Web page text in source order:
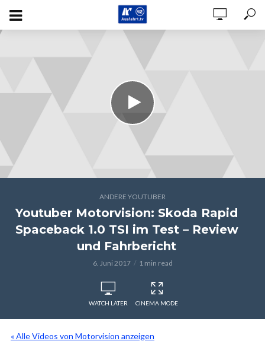
ANDERE YOUTUBER
Youtuber Motorvision: Skoda Rapid
Spaceback 1.0 TSI im Test – Review
und Fahrbericht
6. Juni 2017 1 min read
WATCH LATER CINEMA MODE
« Alle Videos von Motorvision anzeigen